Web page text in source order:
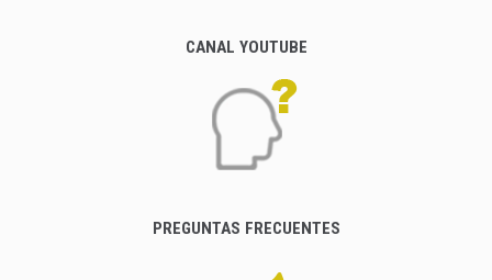
CANAL YOUTUBE
PREGUNTAS FRECUENTES